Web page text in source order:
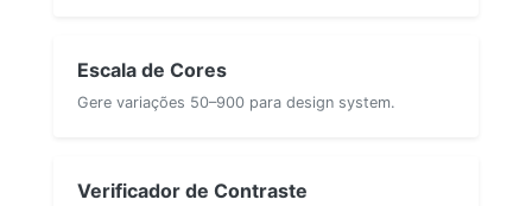
Escala de Cores
Gere variações 50–900 para design system.
Verificador de Contraste